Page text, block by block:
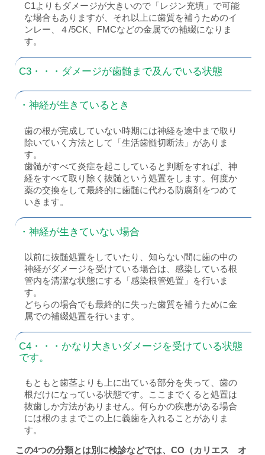
C1よりもダメージが大きいので「レジン充填」で可能
な場合もありますが、それ以上に歯質を補うためのイ
ンレー、４/5CK、FMCなどの金属での補綴になりま
す。
C3・・・ダメージが歯髄まで及んでいる状態
・神経が生きているとき
歯の根が完成していない時期には神経を途中まで取り
除いていく方法として「生活歯髄切断法」がありま
す。
歯髄がすべて炎症を起こしていると判断をすれば、神
経をすべて取り除く抜髄という処置をします。何度か
薬の交換をして最終的に歯髄に代わる防腐剤をつめて
いきます。
・神経が生きていない場合
以前に抜髄処置をしていたり、知らない間に歯の中の
神経がダメージを受けている場合は、感染している根
管内を清潔な状態にする「感染根管処置」を行いま
す。
どちらの場合でも最終的に失った歯質を補うために金
属での補綴処置を行います。
C4・・・かなり大きいダメージを受けている状態
です。
もともと歯茎よりも上に出ている部分を失って、歯の
根だけになっている状態です。ここまでくると処置は
抜歯しか方法がありません。何らかの疾患がある場合
には根のままでこの上に義歯を入れることがありま
す。
この4つの分類とは別に検診などでは、CO（カリエス オ